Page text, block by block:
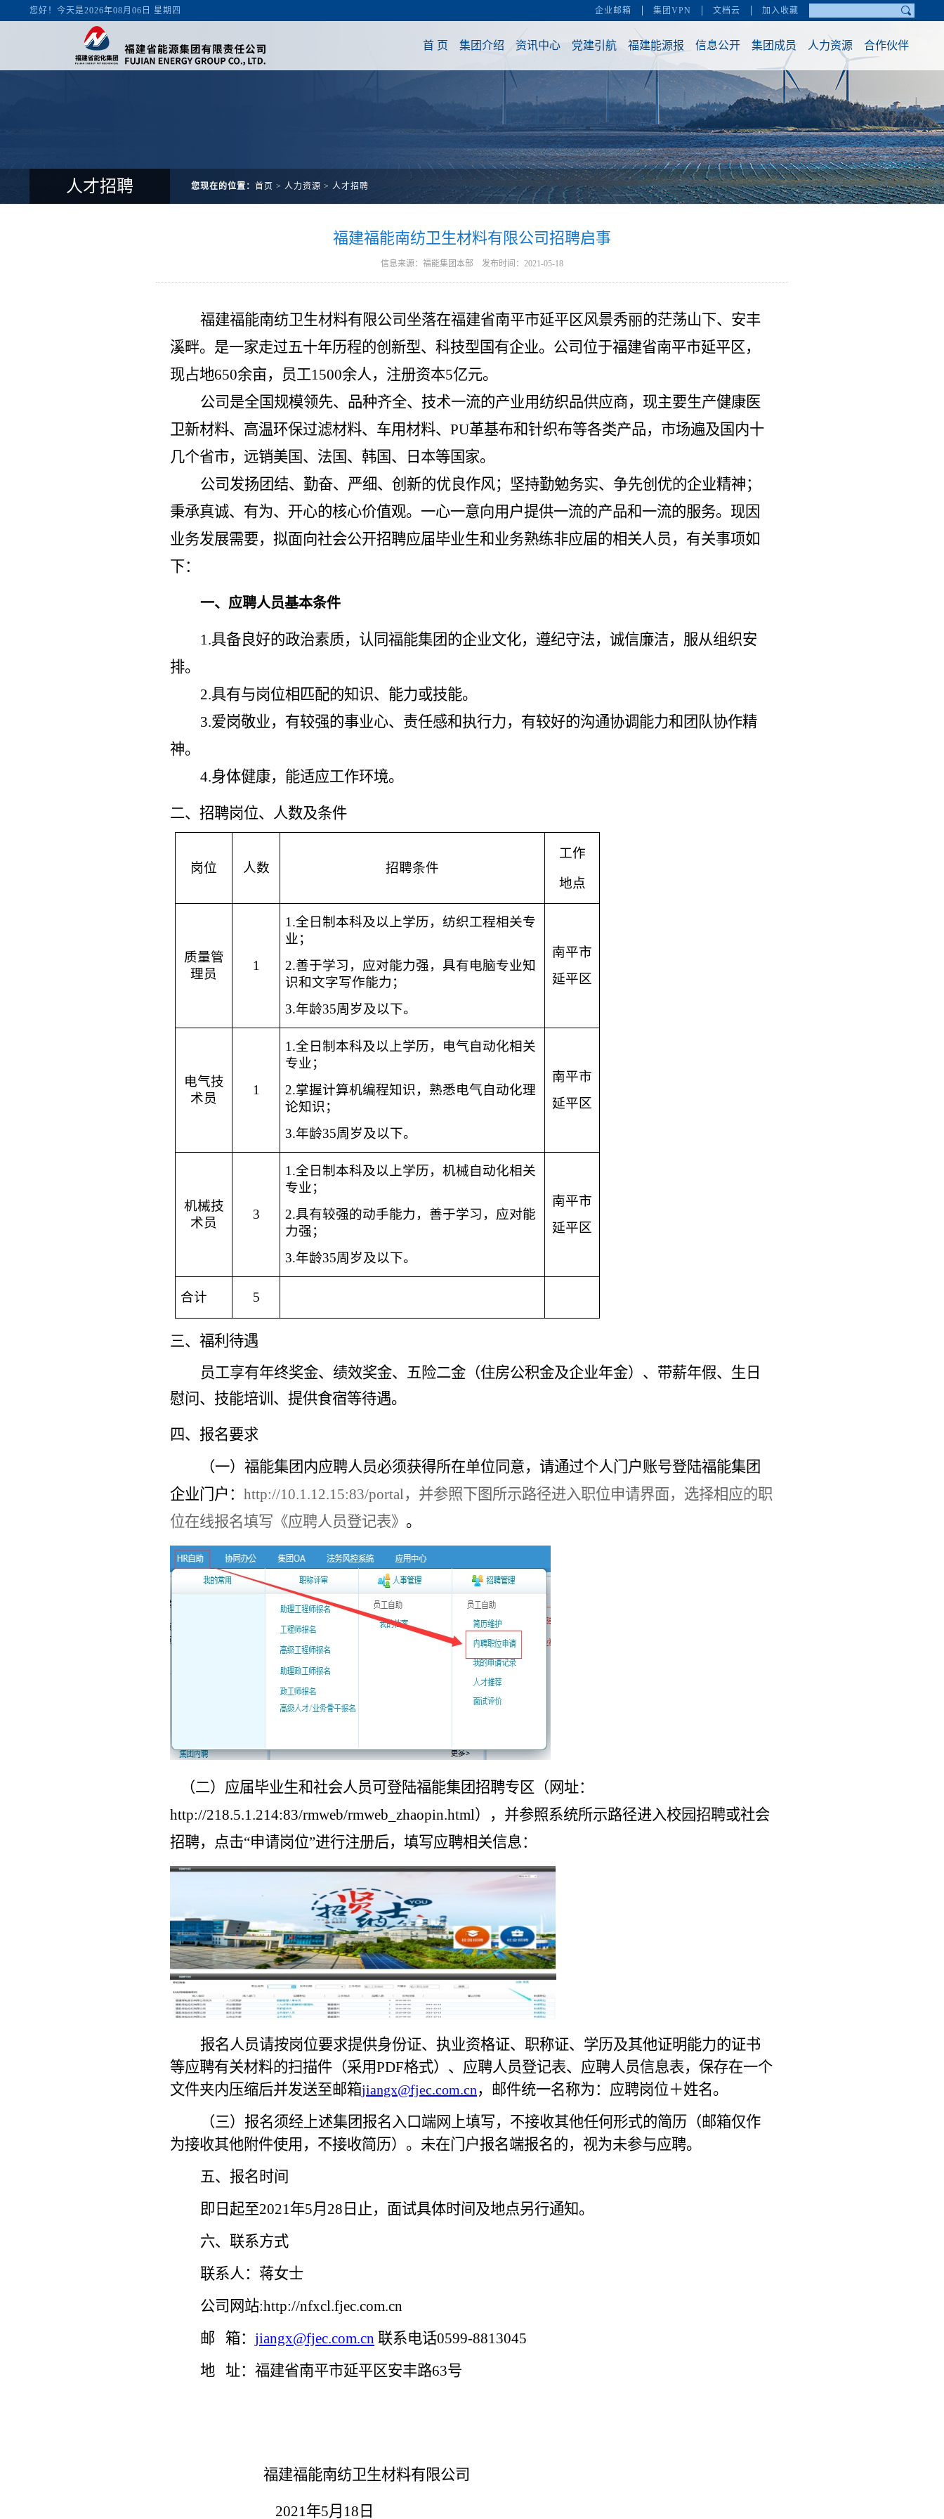
人才招聘 您现在的位置： 首页 > 人力资源 > 人才招聘
福建福能南纺卫生材料有限公司招聘启事
信息来源：福能集团本部 发布时间：2021-05-18
福建福能南纺卫生材料有限公司坐落在福建省南平市延平区风景秀丽的茫荡山下、安丰
溪畔。 是一家走过五十年历程的创新型、科技型国有企业。 公司位于福建省南平市延平区，
现占地650余亩，员工1500余人，注册资本5亿元。
公司是全国规模领先、品种齐全、技术一流的产业用纺织品供应商，现主要生产健康医
卫新材料、高温环保过滤材料、车用材料、 PU革基布和针织布等各类产品，市场遍及国内十
几个省市，远销美国、法国、韩国、日本等国家。
公司发扬团结、勤奋、严细、创新的优良作风；坚持勤勉务实、争先创优的企业精神；
秉承真诚、有为、开心的核心价值观。一心一意向用户提供一流的产品和一流的服务。现因
业务发展需要，拟面向社会公开招聘应届毕业生和业务熟练非应届的相关人员，有关事项如
下：
一、应聘人员基本条件
1.具备良好的政治素质，认同福能集团的企业文化，遵纪守法，诚信廉洁，服从组织安
排。
2.具有与岗位相匹配的知识、能力或技能。
3.爱岗敬业，有较强的事业心、责任感和执行力， 有较好的沟通协调能力和团队协作精
神。
4.身体健康，能适应工作环境。
二、招聘岗位、 人数及条件
岗位 人数 招聘条件
工作
地点
质量管
理员
1
1.全日制本科及以上学历，纺织工程相关专
业；
2.善于学习，应对能力强， 具有电脑专业知
识和文字写作能力；
3.年龄35周岁及以下。
南平市
延平区
电气技
术员
1
1.全日制本科及以上学历， 电气自动化相关
专业；
2.掌握计算机编程知识 ， 熟悉电气自动化理
论知识；
3.年龄35周岁及以下。
南平市
延平区
机械技
术员
3
1.全日制本科及以上学历，机械自动化相关
专业；
2.具有较强的动手能力 ， 善于学习，应对能
力强；
3.年龄35周岁及以下。
南平市
延平区
合计 5
三、福利待遇
员工享有年终奖金、绩效奖金、五险二金（住房公积金及企业年金）、带薪年假、生日
慰问、技能培训、提供食宿等待遇。
四、报名要求
（一）福能集团内应聘人员必须获得所在单位同意，请通过个人门户账号登陆福能集团
企业门户： http://10.1.12.15:83/portal，并参照下图所示路径进入职位申请界面，选择相应的职
位在线报名填写《应聘人员登记表》 。
（二） 应届毕业生和社会人员可登陆福能集团招聘专区 （网址：
http://218.5.1.214:83/rmweb/rmweb_zhaopin.html）， 并参照系统所示路径进入校园招聘或社会
招聘，点击“申请岗位”进行注册后，填写应聘相关信息：
报名人员请按岗位要求提供身份证、 执业资格证、 职称证、学历及其他证明能力的证书
等应聘有关材料的扫描件（采用PDF格式） 、 应聘人员登记表、应聘人员信息表，保存在一个
文件夹内压缩后并发送至邮箱jiangx@fjec.com.cn，邮件统一名称为：应聘岗位＋姓名。
（三） 报名须经上述集团报名入口端网上填写，不接收其他任何形式的简历（邮箱仅作
为接收其他附件使用，不接收简历）。 未在门户报名端报名的，视为未参与应聘。
五、报名时间
即日 起至2021年5月 28 日止， 面试具体时间及地点另行通知。
六、联系方式
联系人：蒋女士
公司网站:http://nfxcl.fjec.com.cn
邮
箱： jiangx@fjec.com.cn 联系电话0599-8813045
地
址：福建省南平市延平区安丰路63号
福建福能南纺卫生材料有限公司
2021年5月18日